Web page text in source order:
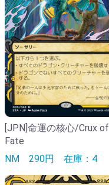
[JPN]命運の核心/Crux of
Fate
NM 290円 在庫：4